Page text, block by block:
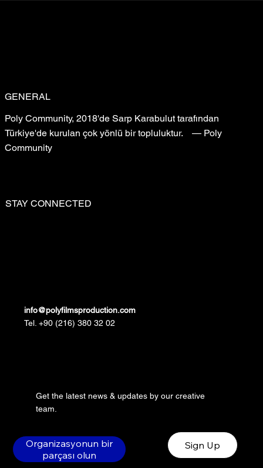
GENERAL
Poly Community, 2018'de Sarp Karabulut tarafından
Türkiye'de kurulan çok yönlü bir topluluktur. — Poly
Community
STAY CONNECTED
Get the latest news & updates by our creative
team.
Organizasyonun bir
parçası olun
Sign Up
info@polyfilmsproduction.com
Tel. +90 (216) 380 32 02